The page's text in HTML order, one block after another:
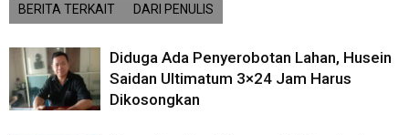
BERITA TERKAIT DARI PENULIS
Diduga Ada Penyerobotan Lahan, Husein
Saidan Ultimatum 3×24 Jam Harus
Dikosongkan